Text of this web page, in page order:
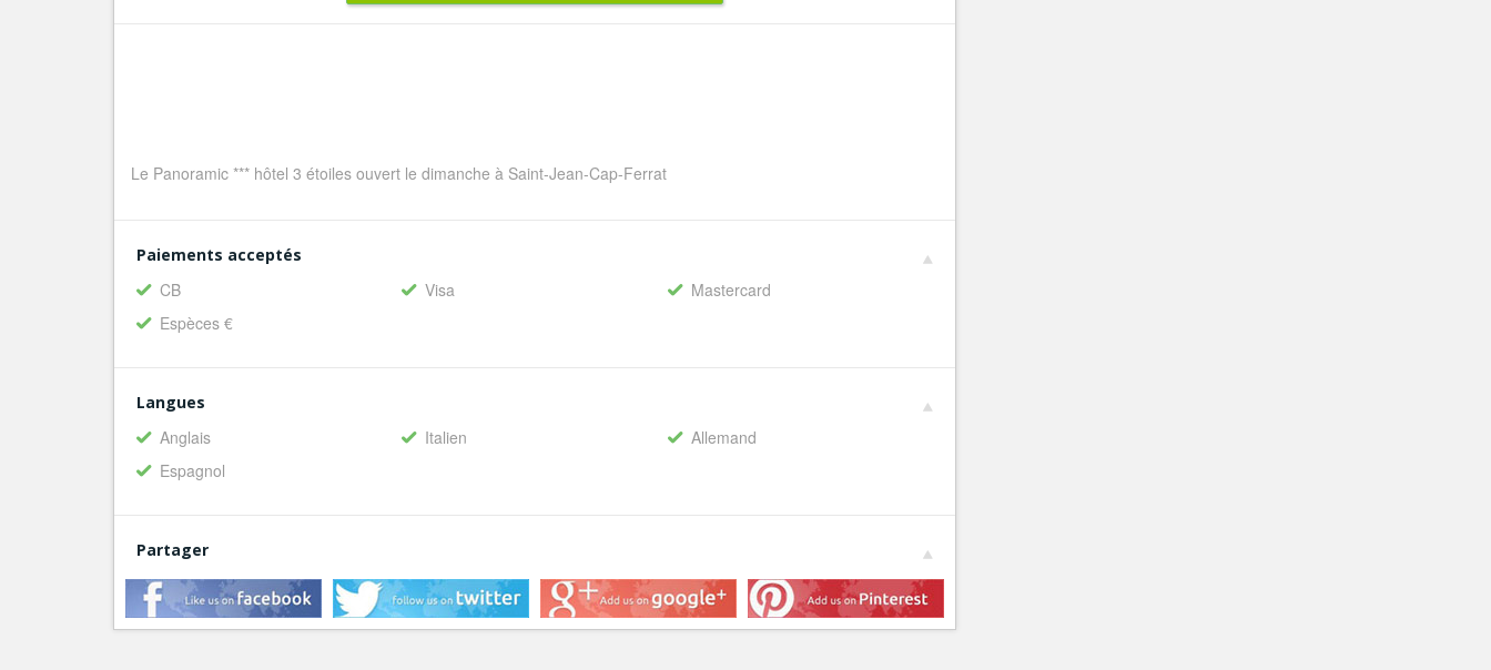
Le Panoramic *** hôtel 3 étoiles ouvert le dimanche à Saint-Jean-Cap-Ferrat
Paiements acceptés
CB Visa
Mastercard
Espèces €
Langues
Anglais Italien
Allemand
Espagnol
Partager